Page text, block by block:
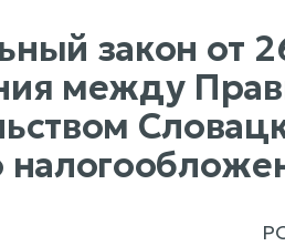
закон от
между